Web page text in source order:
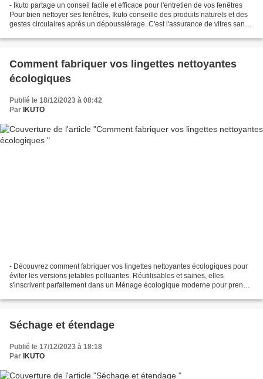
- Ikuto partage un conseil facile et efficace pour l'entretien de vos fenêtres
Pour bien nettoyer ses fenêtres, Ikuto conseille des produits naturels et des
gestes circulaires après un dépoussiérage. C'est l'assurance de vitres sans
Comment fabriquer vos lingettes nettoyantes
écologiques
Publié le 18/12/2023 à 08:42
Par IKUTO
- Découvrez comment fabriquer vos lingettes nettoyantes écologiques pour
éviter les versions jetables polluantes. Réutilisables et saines, elles
s'inscrivent parfaitement dans un Ménage écologique moderne pour prendre
Séchage et étendage
Publié le 17/12/2023 à 18:18
Par IKUTO